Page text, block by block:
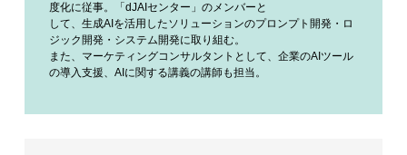
度化に従事。「dJAIセンター」のメンバーと
して、生成AIを活用したソリューションのプロンプト開発・ロ
ジック開発・システム開発に取り組む。
また、マーケティングコンサルタントとして、企業のAIツール
の導入支援、AIに関する講義の講師も担当。